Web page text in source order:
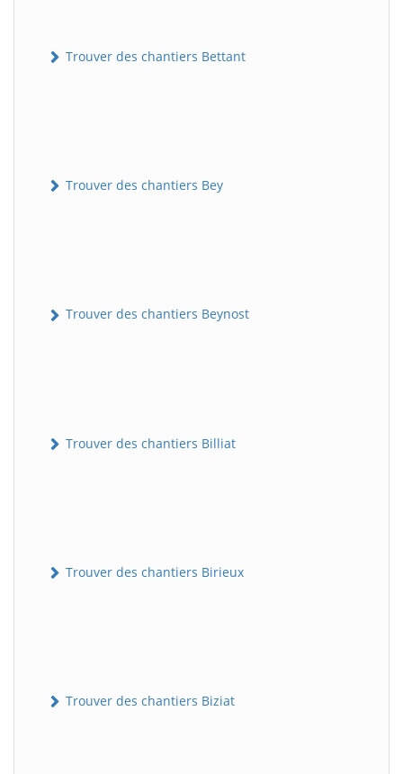
Trouver des chantiers Bettant
Trouver des chantiers Bey
Trouver des chantiers Beynost
Trouver des chantiers Billiat
Trouver des chantiers Birieux
Trouver des chantiers Biziat